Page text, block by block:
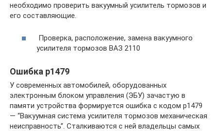
необходимо проверить вакуумный усилитель тормозов и
его составляющие.
Проверка, расположение, замена вакуумного
усилителя тормозов ВАЗ 2110
Ошибка p1479
У современных автомобилей, оборудованных
электронным блоком управления (ЭБУ) зачастую в
памяти устройства формируется ошибка с кодом p1479
— “Вакуумная система усилителя тормозов механическая
неисправность”. Сталкиваются с ней владельцы самых